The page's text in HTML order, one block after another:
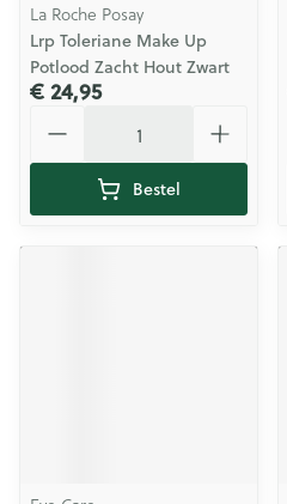
La Roche Posay
Lrp Toleriane Make Up
Potlood Zacht Hout Zwart
€ 24,95
Bestel